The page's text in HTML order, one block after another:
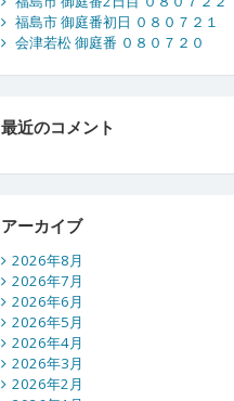
福島市 御庭番初日 ０８０７２１
会津若松 御庭番 ０８０７２０
最近のコメント
アーカイブ
2026年8月
2026年7月
2026年6月
2026年5月
2026年4月
2026年3月
2026年2月